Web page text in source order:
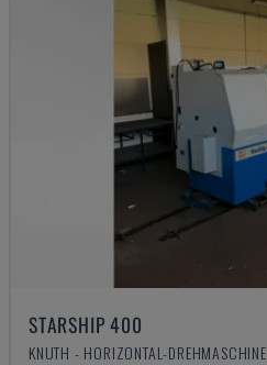
STARSHIP 400
KNUTH - HORIZONTAL-DREHMASCHINE